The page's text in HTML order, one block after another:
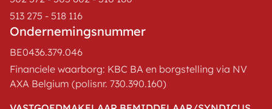
513 275 - 518 116
Ondernemingsnummer
BE0436.379.046
Financiele waarborg: KBC BA en borgstelling via NV
AXA Belgium (polisnr. 730.390.160)